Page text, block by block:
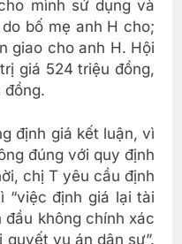
mình sử dụng và
bố mẹ anh H cho;
giao cho anh H. Hội
giá 524 triệu đồng,
đồng.
định giá kết luận, vì
đúng với quy định
chị T yêu cầu định
“việc định giá lại tài
không chính xác
vụ án dân sự”.